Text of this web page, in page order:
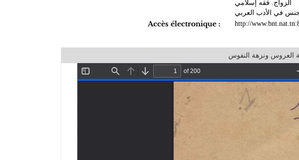
الزواج. فقه إسلامي
Accès électronique : http://